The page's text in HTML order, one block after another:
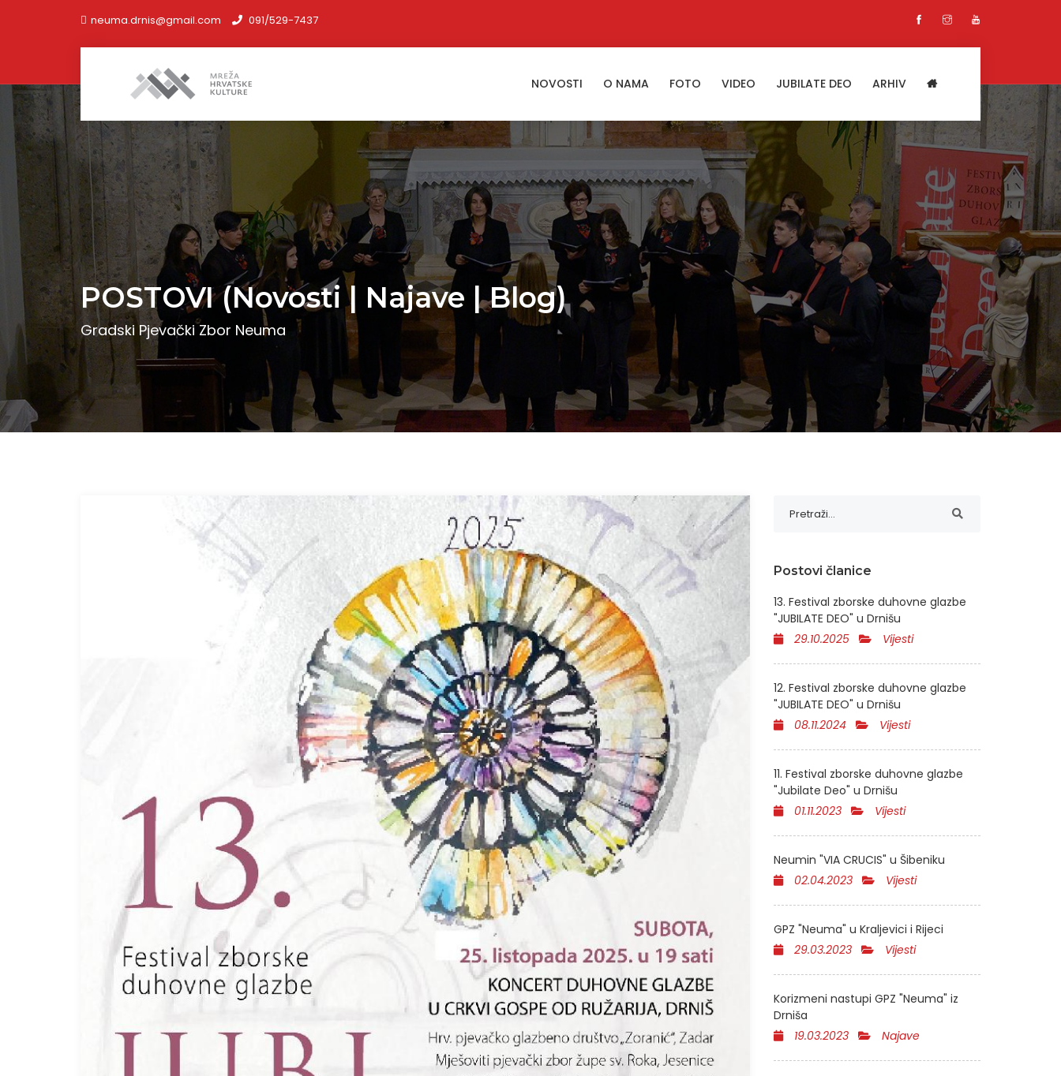
neuma.drnis@gmail.com 091/529-7437
NOVOSTI O NAMA FOTO VIDEO JUBILATE DEO ARHIV
POSTOVI (Novosti | Najave | Blog)
Gradski Pjevački Zbor Neuma
Postovi članice
13. Festival zborske duhovne glazbe
"JUBILATE DEO" u Drnišu
29.10.2025
Vijesti
12. Festival zborske duhovne glazbe
"JUBILATE DEO" u Drnišu
08.11.2024
Vijesti
11. Festival zborske duhovne glazbe
"Jubilate Deo" u Drnišu
01.11.2023
Vijesti
Neumin "VIA CRUCIS" u Šibeniku
02.04.2023
Vijesti
GPZ "Neuma" u Kraljevici i Rijeci
29.03.2023
Vijesti
Korizmeni nastupi GPZ "Neuma" iz
Drniša
19.03.2023
Najave